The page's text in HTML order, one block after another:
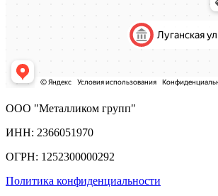
ООО "Металликом групп"
ИНН: 2366051970
ОГРН: 1252300000292
Политика конфиденциальности